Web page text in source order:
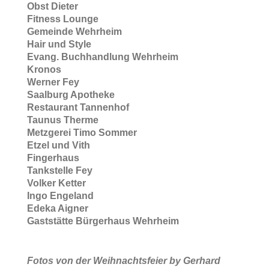
Obst Dieter
Fitness Lounge
Gemeinde Wehrheim
Hair und Style
Evang. Buchhandlung Wehrheim
Kronos
Werner Fey
Saalburg Apotheke
Restaurant Tannenhof
Taunus Therme
Metzgerei Timo Sommer
Etzel und Vith
Fingerhaus
Tankstelle Fey
Volker Ketter
Ingo Engeland
Edeka Aigner
Gaststätte Bürgerhaus Wehrheim
Fotos von der Weihnachtsfeier by Gerhard